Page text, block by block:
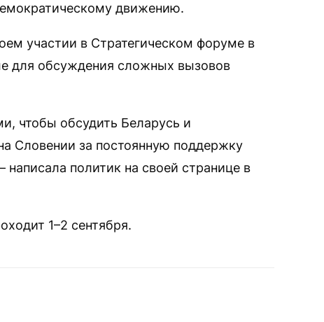
движению.
участии в Стратегическом форуме в
для обсуждения сложных вызовов
чтобы обсудить Беларусь и
Словении за постоянную поддержку
политик на своей странице в
1–2 сентября.